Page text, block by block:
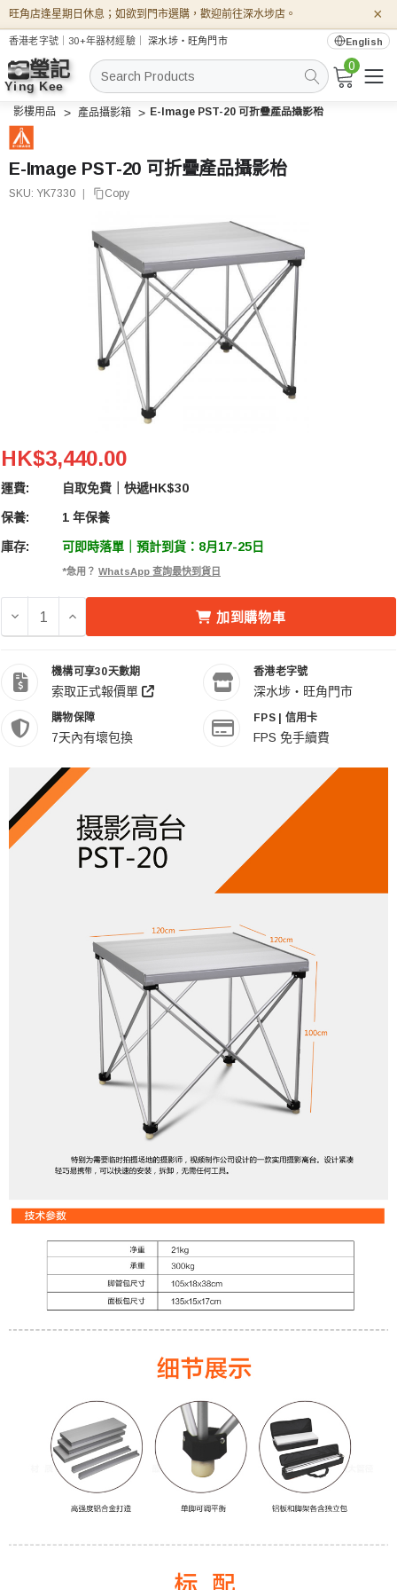
旺角店逢星期日休息；如欲到門市選購，歡迎前往深水埗店。 ×
香港老字號｜30+年器材經驗｜深水埗・旺角門市 English
搜
索
0
影樓用品 產品攝影箱 E-Image PST-20 可折疊產品攝影枱
E-Image PST-20 可折疊產品攝影枱
SKU: YK7330 Copy
E-Image PST-20 可折疊產品攝影枱
HK$3,440.00
運費: 自取免費｜快遞HK$30
保養: 1 年保養
庫存: 可即時落單｜預計到貨：8月17-25日
*急用？ WhatsApp 查詢最快到貨日
減少 E-IMAGE PST-20 可折疊產品攝影枱 的數量
增加 E-IMAGE PST-20 可折疊產品攝影枱 的數量
加到購物車
機構可享30天數期
索取正式報價單
香港老字號
深水埗・旺角門市
購物保障
7天內有壞包換
FPS | 信用卡
FPS 免手續費